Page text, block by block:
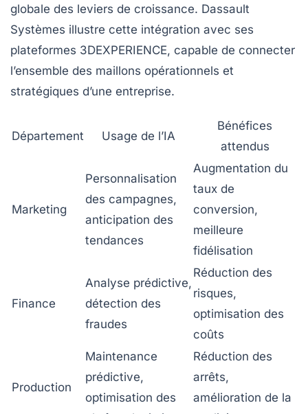
globale des leviers de croissance. Dassault
Systèmes illustre cette intégration avec ses
plateformes 3DEXPERIENCE, capable de connecter
l’ensemble des maillons opérationnels et
stratégiques d’une entreprise.
Département Usage de l’IA
Bénéfices
attendus
Marketing
Personnalisation
des campagnes,
anticipation des
tendances
Augmentation du
taux de
conversion,
meilleure
fidélisation
Finance
Analyse prédictive,
détection des
fraudes
Réduction des
risques,
optimisation des
coûts
Production
Maintenance
prédictive,
optimisation des
Réduction des
arrêts,
amélioration de la